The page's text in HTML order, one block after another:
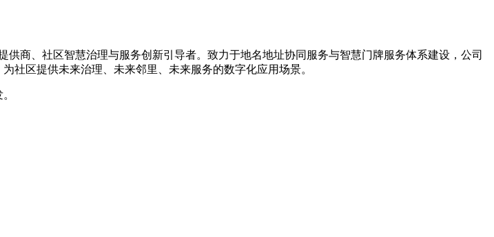
商、社区智慧治理与服务创新引导者。致力于地名地址协同服务与智慧门牌服务体系建设，公司
社区提供未来治理、未来邻里、未来服务的数字化应用场景。